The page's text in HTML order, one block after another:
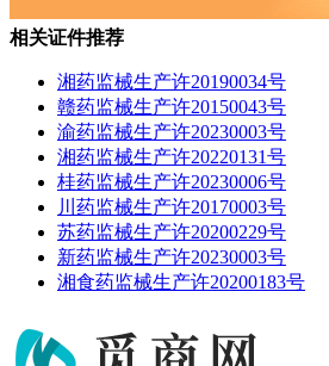
相关证件推荐
湘药监械生产许20190034号
赣药监械生产许20150043号
渝药监械生产许20230003号
湘药监械生产许20220131号
桂药监械生产许20230006号
川药监械生产许20170003号
苏药监械生产许20200229号
新药监械生产许20230003号
湘食药监械生产许20200183号